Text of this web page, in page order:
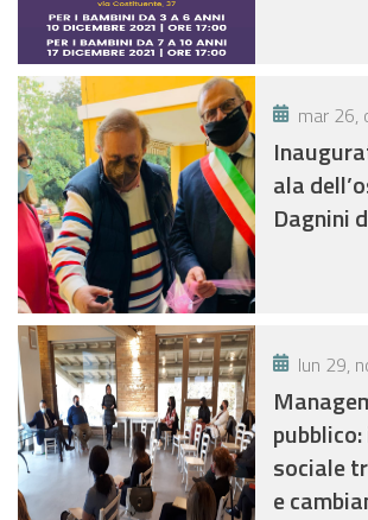
mar 26,
ala
Dagnini
lun 29,
sociale
e